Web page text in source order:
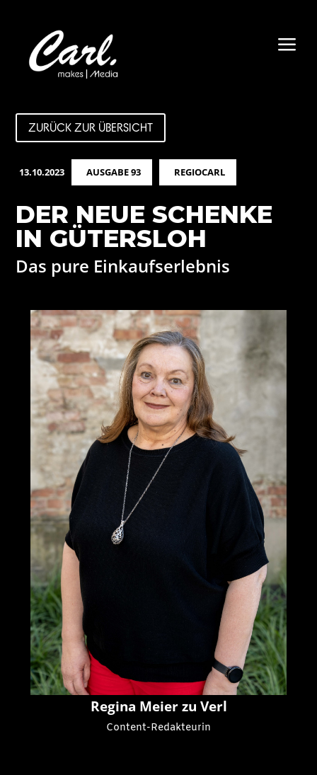
a
ZURÜCK ZUR ÜBERSICHT
13.10.2023 AUSGABE 93 REGIOCARL
DER NEUE SCHENKE
IN GÜTERSLOH
Das pure Einkaufserlebnis
Regina Meier zu Verl
Content-Redakteurin